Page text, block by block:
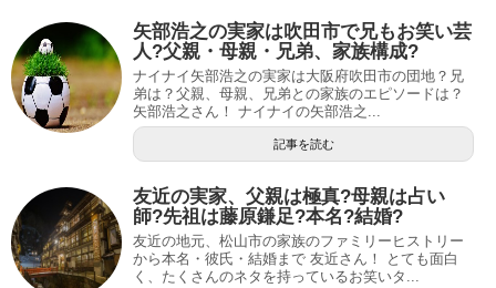
矢部浩之の実家は吹田市で兄もお笑い芸
人?父親・母親・兄弟、家族構成?
ナイナイ矢部浩之の実家は大阪府吹田市の団地？兄
弟は？父親、母親、兄弟との家族のエピソードは？
矢部浩之さん！ ナイナイの矢部浩之...
記事を読む
友近の実家、父親は極真?母親は占い
師?先祖は藤原鎌足?本名?結婚?
友近の地元、松山市の家族のファミリーヒストリー
から本名・彼氏・結婚まで 友近さん！ とても面白
く、たくさんのネタを持っているお笑いタ...